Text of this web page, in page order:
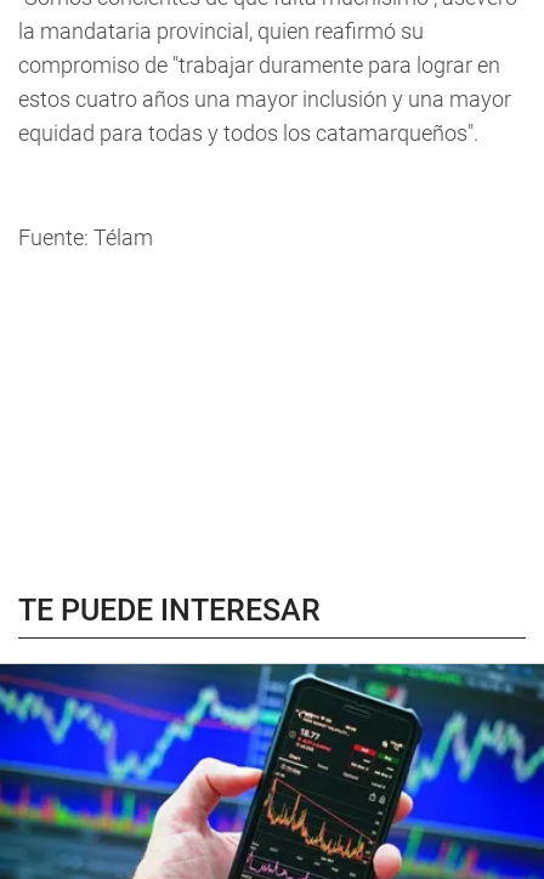
la mandataria provincial, quien reafirmó su
compromiso de "trabajar duramente para lograr en
estos cuatro años una mayor inclusión y una mayor
equidad para todas y todos los catamarqueños".
Fuente: Télam
TE PUEDE INTERESAR